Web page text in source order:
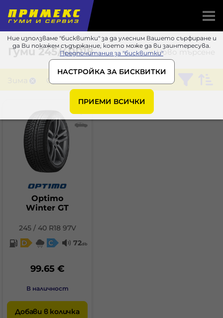
Ние използваме "бисквитки" за да улесним Вашето сърфиране и
да Ви покажем съдържание, което може да ви заинтересува.
Предпочитания за "бисквитки"
НАСТРОЙКА ЗА БИСКВИТКИ
ПРИЕМИ ВСИЧКИ
Ново търсене
Гуми245/40R18
Зима Optimo
Optimo
Winter GT
245 / 40 R18 97V
D
C 72db
99.65 €
В наличност
Добави в количка